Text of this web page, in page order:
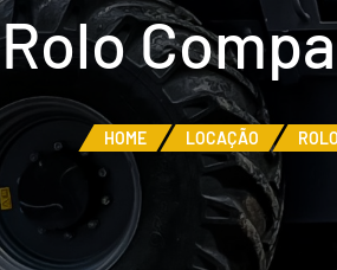
Rolo
HOME LOCAÇÃO